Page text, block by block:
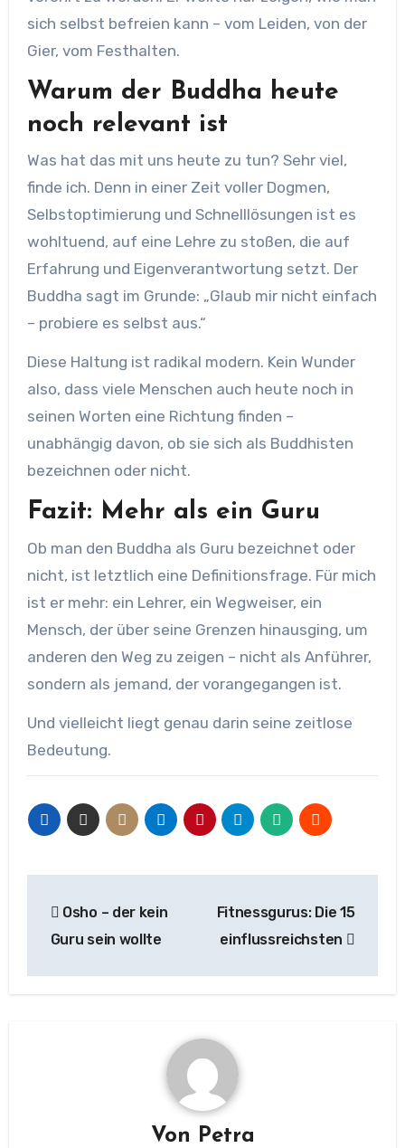
sich selbst befreien kann – vom Leiden, von der
Gier, vom Festhalten.
Warum der Buddha heute
noch relevant ist
Was hat das mit uns heute zu tun? Sehr viel,
finde ich. Denn in einer Zeit voller Dogmen,
Selbstoptimierung und Schnelllösungen ist es
wohltuend, auf eine Lehre zu stoßen, die auf
Erfahrung und Eigenverantwortung setzt. Der
Buddha sagt im Grunde: „Glaub mir nicht einfach
– probiere es selbst aus.“
Diese Haltung ist radikal modern. Kein Wunder
also, dass viele Menschen auch heute noch in
seinen Worten eine Richtung finden –
unabhängig davon, ob sie sich als Buddhisten
bezeichnen oder nicht.
Fazit: Mehr als ein Guru
Ob man den Buddha als Guru bezeichnet oder
nicht, ist letztlich eine Definitionsfrage. Für mich
ist er mehr: ein Lehrer, ein Wegweiser, ein
Mensch, der über seine Grenzen hinausging, um
anderen den Weg zu zeigen – nicht als Anführer,
sondern als jemand, der vorangegangen ist.
Und vielleicht liegt genau darin seine zeitlose
Bedeutung.
Osho – der kein
Guru sein wollte
Fitnessgurus: Die 15
einflussreichsten
Von Petra